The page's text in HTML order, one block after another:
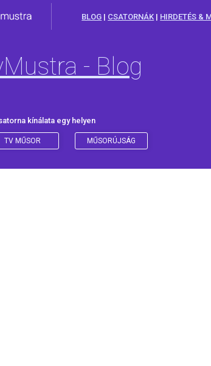
BLOG | CSATORNÁK | HIRDETÉS &
- Blog
kínálata egy helyen
TV MŰSOR MŰSORÚJSÁG